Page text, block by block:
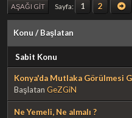
AŞAĞI GIT Sayfa 1 2
Konu / Başlatan
Sabit Konu
Konya'da Mutlaka Görülmesi
Başlatan GeZGiN
Ne Yemeli, Ne almalı ?